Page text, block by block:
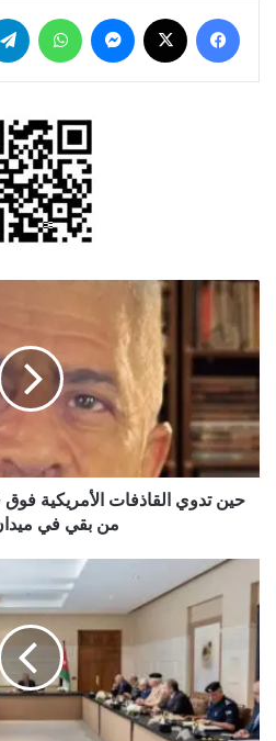
فيسبوك ماسنجر
حين
القاذفات
الأمريكية
فوق
فوردو
،
نطنز
و
أصفهان
في
ميدان
حين تدوي القاذفات الأمريكية
من بقي في
الملك
يوجه
مؤسسات
الآثار
الاقتصادية
نتيجة